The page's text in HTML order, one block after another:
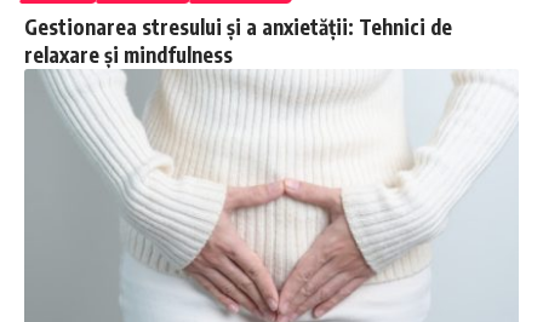
Gestionarea stresului și a anxietății: Tehnici de
relaxare și mindfulness